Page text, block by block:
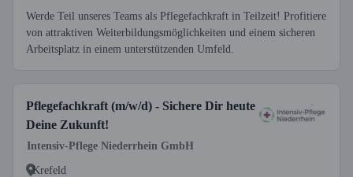
Werde Teil unseres Teams als Pflegefachkraft in Teilzeit! Profitiere
von attraktiven Weiterbildungsmöglichkeiten und einem sicheren
Arbeitsplatz in einem unterstützenden Umfeld.
Pflegefachkraft (m/w/d) - Sichere Dir heute
Deine Zukunft!
Intensiv-Pflege Niederrhein GmbH
Krefeld